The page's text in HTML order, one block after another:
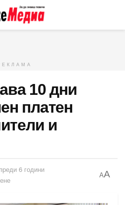
10 дни
платен
и
преди 6 години
AA